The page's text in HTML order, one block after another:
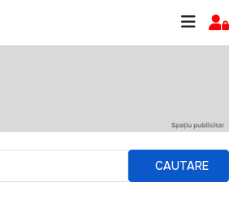
CAUTARE